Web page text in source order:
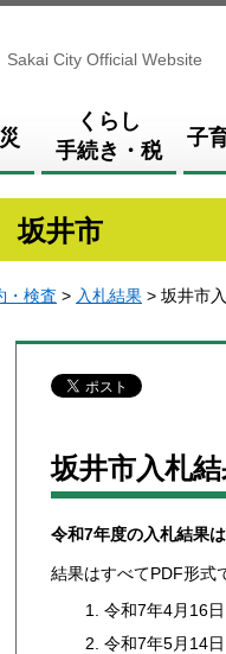
Sakai City Official Website
くらし
手続き・税
子
坂井市
・検査 > 入札結果 > 坂井市
坂井市入札
令和7年度の入札結果
結果はすべてPDF形式
令和7年4月16日
令和7年5月14日